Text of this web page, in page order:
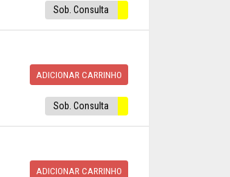
Sob. Consulta
ADICIONAR CARRINHO
Sob. Consulta
ADICIONAR CARRINHO